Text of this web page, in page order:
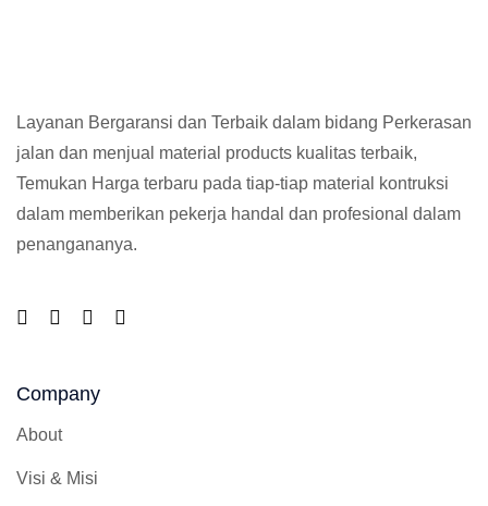
Layanan Bergaransi dan Terbaik dalam bidang Perkerasan
jalan dan menjual material products kualitas terbaik,
Temukan Harga terbaru pada tiap-tiap material kontruksi
dalam memberikan pekerja handal dan profesional dalam
penangananya.
Company
About
Visi & Misi